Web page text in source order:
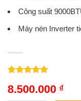
Công suất
Máy nén Inverter
dựa trên
8.500.000 ₫